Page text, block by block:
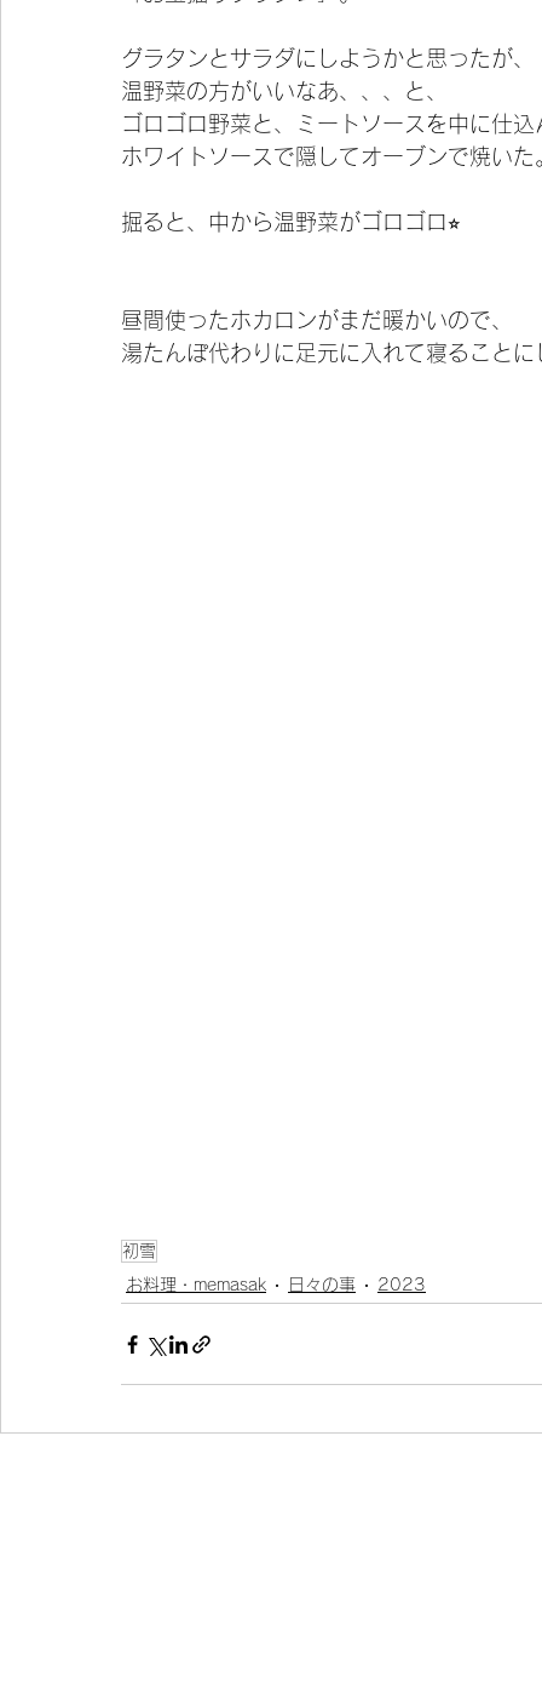
グラタンとサラダにしようかと思ったが、
温野菜の方がいいなあ、、、と、
ゴロゴロ野菜と、ミートソースを中に仕込
ホワイトソースで隠してオーブンで焼いた
掘ると、中から温野菜がゴロゴロ⭐︎
昼間使ったホカロンがまだ暖かいので、
湯たんぽ代わりに足元に入れて寝ることに
初雪
お料理・memasak
日々の事 2023